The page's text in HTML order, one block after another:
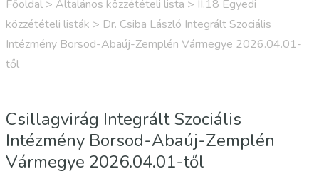
Főoldal > Általános közzétételi lista > II.18 Egyedi
közzétételi listák > Dr. Csiba László Integrált Szociális
Intézmény Borsod-Abaúj-Zemplén Vármegye 2026.04.01-
től
Csillagvirág Integrált Szociális
Intézmény Borsod-Abaúj-Zemplén
Vármegye 2026.04.01-től